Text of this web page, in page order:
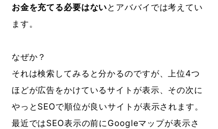
お金を充てる必要はないとアババイでは考えてい
ます。
なぜか？
それは検索してみると分かるのですが、上位4つ
ほどが広告をかけているサイトが表示、その次に
やっとSEOで順位が良いサイトが表示されます。
最近ではSEO表示の前にGoogleマップが表示さ